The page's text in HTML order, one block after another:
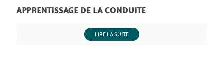
APPRENTISSAGE DE LA CONDUITE
LIRE LA SUITE